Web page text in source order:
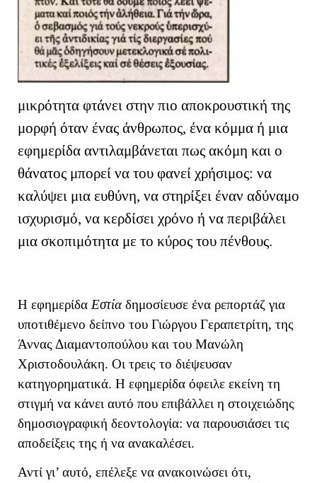
μικρότητα φτάνει στην πιο αποκρουστική της
μορφή όταν ένας άνθρωπος, ένα κόμμα ή μια
εφημερίδα αντιλαμβάνεται πως ακόμη και ο
θάνατος μπορεί να του φανεί χρήσιμος: να
καλύψει μια ευθύνη, να στηρίξει έναν αδύναμο
ισχυρισμό, να κερδίσει χρόνο ή να περιβάλει
μια σκοπιμότητα με το κύρος του πένθους.
Η εφημερίδα Εστίαδημοσίευσε ένα ρεπορτάζ για
υποτιθέμενο δείπνο του Γιώργου Γεραπετρίτη, της
Άννας Διαμαντοπούλου και του Μανώλη
Χριστοδουλάκη. Οι τρεις το διέψευσαν
κατηγορηματικά. Η εφημερίδα όφειλε εκείνη τη
στιγμή να κάνει αυτό που επιβάλλει η στοιχειώδης
δημοσιογραφική δεοντολογία: να παρουσιάσει τις
αποδείξεις της ή να ανακαλέσει.
Αντί γι’ αυτό, επέλεξε να ανακοινώσει ότι,